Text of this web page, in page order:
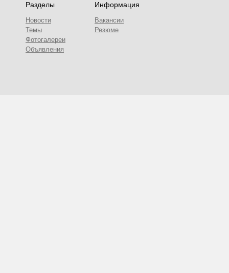
Разделы
Новости
Темы
Фотогалереи
Объявления
Информация
Вакансии
Резюме